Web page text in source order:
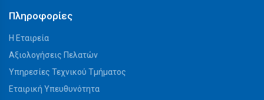
Πληροφορίες
Η Εταιρεία
Αξιολογήσεις Πελατών
Υπηρεσίες Τεχνικού Τμήματος
Εταιρική Υπευθυνότητα